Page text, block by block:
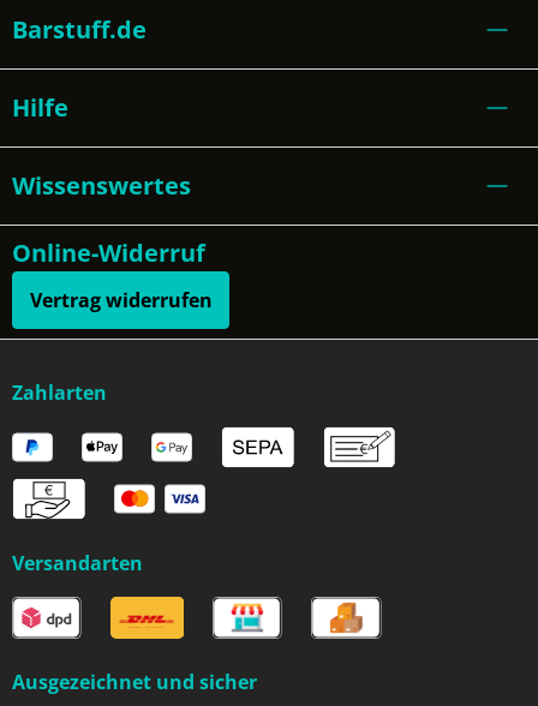
Barstuff.de
Hilfe
Wissenswertes
Online-Widerruf
Vertrag widerrufen
Zahlarten
Versandarten
Ausgezeichnet und sicher